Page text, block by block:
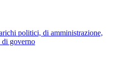
politici, di amministrazione,
di governo